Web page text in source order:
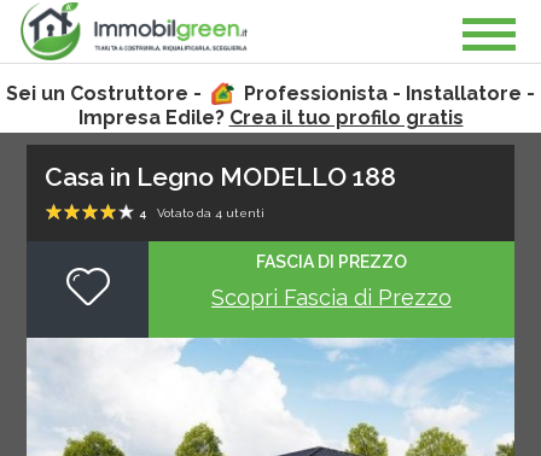
Sei un Costruttore -
Professionista - Installatore -
Impresa Edile? Crea il tuo profilo gratis
Casa in Legno MODELLO 188
4 Votato da 4 utenti
FASCIA DI PREZZO
Scopri Fascia di Prezzo